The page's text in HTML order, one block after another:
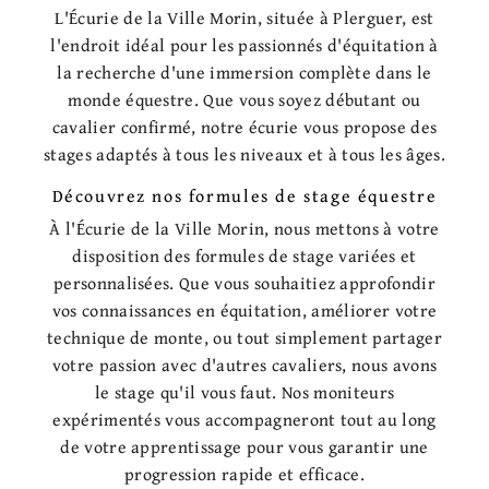
L'Écurie de la Ville Morin, située à Plerguer, est
l'endroit idéal pour les passionnés d'équitation à
la recherche d'une immersion complète dans le
monde équestre. Que vous soyez débutant ou
cavalier confirmé, notre écurie vous propose des
stages adaptés à tous les niveaux et à tous les âges.
Découvrez nos formules de stage équestre
À l'Écurie de la Ville Morin, nous mettons à votre
disposition des formules de stage variées et
personnalisées. Que vous souhaitiez approfondir
vos connaissances en équitation, améliorer votre
technique de monte, ou tout simplement partager
votre passion avec d'autres cavaliers, nous avons
le stage qu'il vous faut. Nos moniteurs
expérimentés vous accompagneront tout au long
de votre apprentissage pour vous garantir une
progression rapide et efficace.